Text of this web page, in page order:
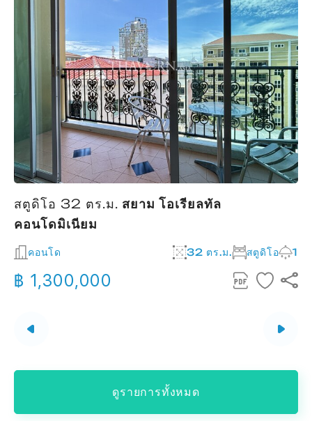
สตูดิโอ 32 ตร.ม. สยาม โอเรียลทัล
คอนโดมิเนียม
คอนโด 32 ตร.ม. สตูดิโอ 1
฿ 1,300,000
ดูรายการทั้งหมด